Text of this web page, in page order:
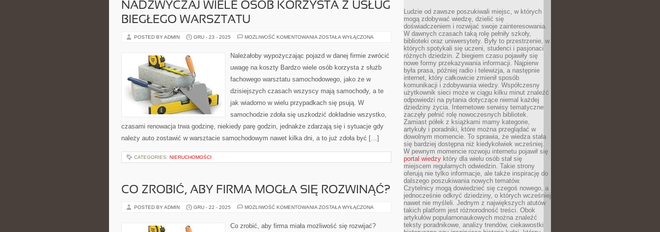
NADZWYCZAJ WIELE OSÓB KORZYSTA Z USŁUG
BIEGŁEGO WARSZTATU
POSTED BY ADMIN GRU - 23 - 2025 MOŻLIWOŚĆ KOMENTOWANIA NADZWYCZAJ
KORZYSTA
Z
BIEGŁEGO
ZOSTAŁA WYŁĄCZONA
Należałoby wypożyczając pojazd w danej firmie zwrócić
uwagę na koszty Bardzo wiele osób korzysta z służb
fachowego warsztatu samochodowego, jako że w
dzisiejszych czasach wszyscy mają samochody, a te
jak wiadomo w wielu przypadkach się psują. W
samochodzie zdoła się uszkodzić dokładnie wszystko,
czasami renowacja trwa godzinę, niekiedy parę godzin, jednakże zdarzają się i sytuacje gdy
należy auto zostawić w warsztacie samochodowym nawet kilka dni, a to już zdoła być […]
CATEGORIES: NIERUCHOMOŚCI
CO ZROBIĆ, ABY FIRMA MOGŁA SIĘ ROZWINĄĆ?
POSTED BY ADMIN GRU - 22 - 2025 MOŻLIWOŚĆ KOMENTOWANIA CO
FIRMA
MOGŁA
ZOSTAŁA WYŁĄCZONA
Co zrobić, aby firma miała możliwość się rozwijać?
Ludzie od zawsze poszukiwali miejsc, w których
mogą zdobywać wiedzę, dzielić się
doświadczeniem i rozwijać swoje zainteresowania.
W dawnych czasach taką rolę pełniły szkoły,
biblioteki oraz uniwersytety. Były to przestrzenie, w
których spotykali się uczeni, studenci i pasjonaci
różnych dziedzin. Z biegiem czasu pojawiły się
nowe formy przekazywania informacji. Najpierw
była prasa, później radio i telewizja, a następnie
internet, który całkowicie zmienił sposób
komunikacji i zdobywania wiedzy. Współczesny
użytkownik sieci może w ciągu kilku minut znaleźć
odpowiedzi na pytania dotyczące niemal każdej
dziedziny życia. Internetowe serwisy tematyczne
zaczęły pełnić rolę nowoczesnych bibliotek.
Zamiast półek z książkami mamy kategorie,
artykuły i poradniki, które można przeglądać w
dowolnym momencie. To sprawia, że wiedza stała
się bardziej dostępna niż kiedykolwiek wcześniej.
W pewnym momencie rozwoju internetu pojawił się
portal wiedzy który dla wielu osób stał się
miejscem regularnych odwiedzin. Takie strony
oferują nie tylko informacje, ale także inspirację do
dalszego poszukiwania nowych tematów.
Czytelnicy mogą dowiedzieć się czegoś nowego, a
jednocześnie odkryć dziedziny, o których wcześniej
nawet nie myśleli. Jednym z największych atutów
takich platform jest różnorodność treści. Obok
artykułów popularnonaukowych można znaleźć
teksty poradnikowe, analizy trendów, ciekawostki